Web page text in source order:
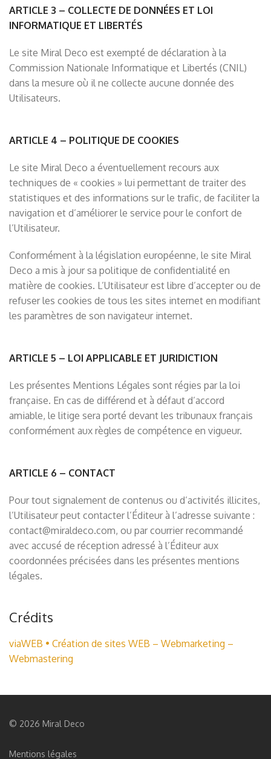
ARTICLE 3 – COLLECTE DE DONNÉES ET LOI
INFORMATIQUE ET LIBERTÉS
Le site Miral Deco est exempté de déclaration à la
Commission Nationale Informatique et Libertés (CNIL)
dans la mesure où il ne collecte aucune donnée des
Utilisateurs.
ARTICLE 4 – POLITIQUE DE COOKIES
Le site Miral Deco a éventuellement recours aux
techniques de « cookies » lui permettant de traiter des
statistiques et des informations sur le trafic, de faciliter la
navigation et d’améliorer le service pour le confort de
l’Utilisateur.
Conformément à la législation européenne, le site Miral
Deco a mis à jour sa politique de confidentialité en
matière de cookies. L’Utilisateur est libre d’accepter ou de
refuser les cookies de tous les sites internet en modifiant
les paramètres de son navigateur internet.
ARTICLE 5 – LOI APPLICABLE ET JURIDICTION
Les présentes Mentions Légales sont régies par la loi
française. En cas de différend et à défaut d’accord
amiable, le litige sera porté devant les tribunaux français
conformément aux règles de compétence en vigueur.
ARTICLE 6 – CONTACT
Pour tout signalement de contenus ou d’activités illicites,
l’Utilisateur peut contacter l’Éditeur à l’adresse suivante :
contact@miraldeco.com, ou par courrier recommandé
avec accusé de réception adressé à l’Éditeur aux
coordonnées précisées dans les présentes mentions
légales.
Crédits
viaWEB • Création de sites WEB – Webmarketing –
Webmastering
© 2026 Miral Deco
Mentions légales